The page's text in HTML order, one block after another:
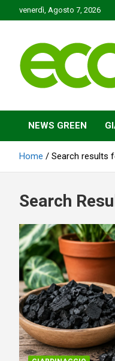
to
venerdì, Agosto 7, 2026
Ecoo.it
NEWS GREEN
Home Search results
Search